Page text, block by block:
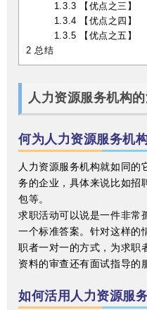
1.3.3 【优点之三】
1.3.4 【优点之四】
1.3.5 【优点之五】
2 总结
人力资源服务机构
何为人力资源服务机
人力资源服务机构就如同的
务的企业，具体来说比如招
包等。
求职活动可以说是一件非常
一个标准答案。针对这样的
职者一对一的方式，为求职
资料的审查还有面试指导的
如何活用人力资源服